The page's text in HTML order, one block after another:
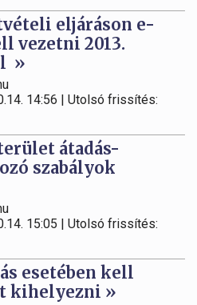
eljáráson e-
vezetni 2013.
»
14:56 | Utolsó frissítés:
átadás-
szabályok
15:05 | Utolsó frissítés:
esetében kell
kihelyezni »